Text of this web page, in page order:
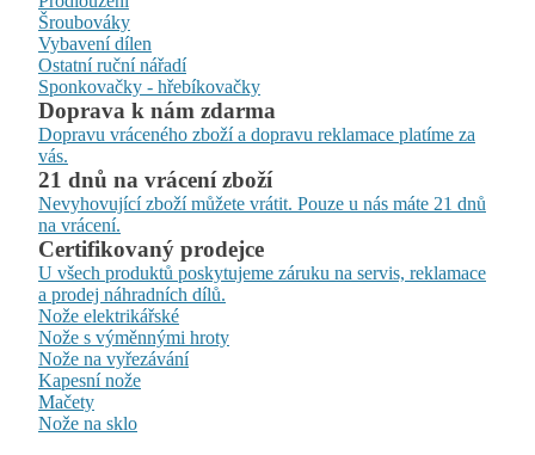
Šroubováky
Vybavení dílen
Ostatní ruční nářadí
Sponkovačky - hřebíkovačky
Doprava k nám zdarma
Dopravu vráceného zboží a dopravu reklamace platíme za
vás.
21 dnů na vrácení zboží
Nevyhovující zboží můžete vrátit. Pouze u nás máte 21 dnů
na vrácení.
Certifikovaný prodejce
U všech produktů poskytujeme záruku na servis, reklamace
a prodej náhradních dílů.
Nože elektrikářské
Nože s výměnnými hroty
Nože na vyřezávání
Kapesní nože
Mačety
Nože na sklo